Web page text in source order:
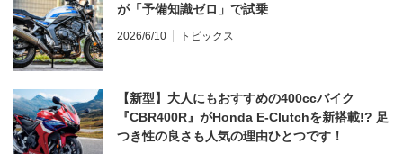
が「予備知識ゼロ」で試乗
2026/6/10 トピックス
【新型】大人にもおすすめの400ccバイク
『CBR400R』がHonda E-Clutchを新搭載!? 足
つき性の良さも人気の理由ひとつです！